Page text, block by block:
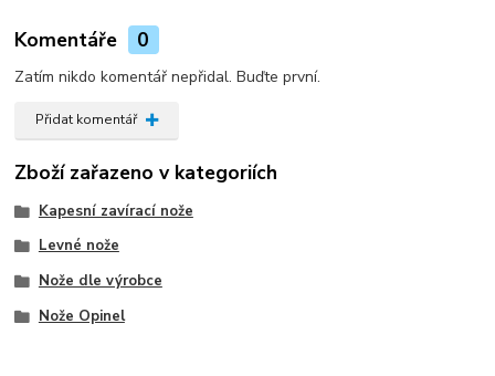
Komentáře 0
Zatím nikdo komentář nepřidal. Buďte první.
Přidat komentář
Zboží zařazeno v kategoriích
Kapesní zavírací nože
Levné nože
Nože dle výrobce
Nože Opinel